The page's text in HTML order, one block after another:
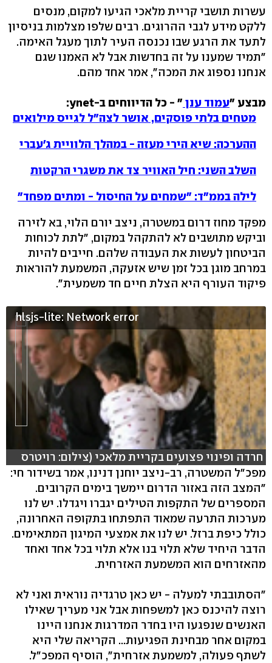
עשרות תושבי קריית מלאכי הגיעו למקום, מנסים
ללקט מידע לגבי ההרוגים. רבים שלפו מצלמות בניסיון
לתעד את הרגע שבו נכנסה העיר לתוך מעגל האימה.
"תמיד שמענו על זה בחדשות אבל לא האמנו שגם
אנחנו נספוג את המכה", אמר אחד מהם.
מבצע "עמוד ענן" - כל הדיווחים ב-ynet:
מטחים בלתי פוסקים, אושר לצה"ל לגייס מילואים
ההערכה: שיא הירי מעזה - במהלך הלוויית ג'עברי
השלב השני: חיל האוויר צד את משגרי הרקטות
לילה בממ"ד: "שמחים על החיסול - ומתים מפחד"
מפקד מחוז דרום במשטרה, ניצב יורם הלוי, בא לזירה
וביקש מתושבים לא להתקהל במקום, "לתת לכוחות
הביטחון לעשות את העבודה שלהם. חייבים להיות
במרחב מוגן בכל זמן שיש אזעקה, המשמעת להוראות
פיקוד העורף היא הצלת חיים חד משמעית".
hlsjs-lite: Network error
חרדה ופינוי פצועים בקריית מלאכי (צילום: רויטרס
עריכה: אסף קוזין)
מפכ"ל המשטרה, רב-ניצב יוחנן דנינו, אמר בשידור חי:
"המצב הזה באזור הדרום יימשך בימים הקרובים.
המספרים של התקפות הטילים יגברו ויגדלו. יש לנו
מערכות התרעה שמאוד התפתחו בתקופה האחרונה,
כולל כיפת ברזל. יש לנו את אמצעי המיגון המתאימים.
הדבר היחיד שלא תלוי בנו אלא תלוי בכל אחד ואחד
מהאזרחים הוא המשמעת האזרחית.
"הסתובבתי למעלה - יש כאן טרגדיה נוראית ואני לא
רוצה להיכנס כאן למשפחות אבל אני מעריך שאילו
האנשים שנפגעו היו בחדר המדרגות אנחנו היינו
במקום אחר מבחינת הפגיעות... הקריאה שלי היא
לשתף פעולה, למשמעת אזרחית", הוסיף המפכ"ל.